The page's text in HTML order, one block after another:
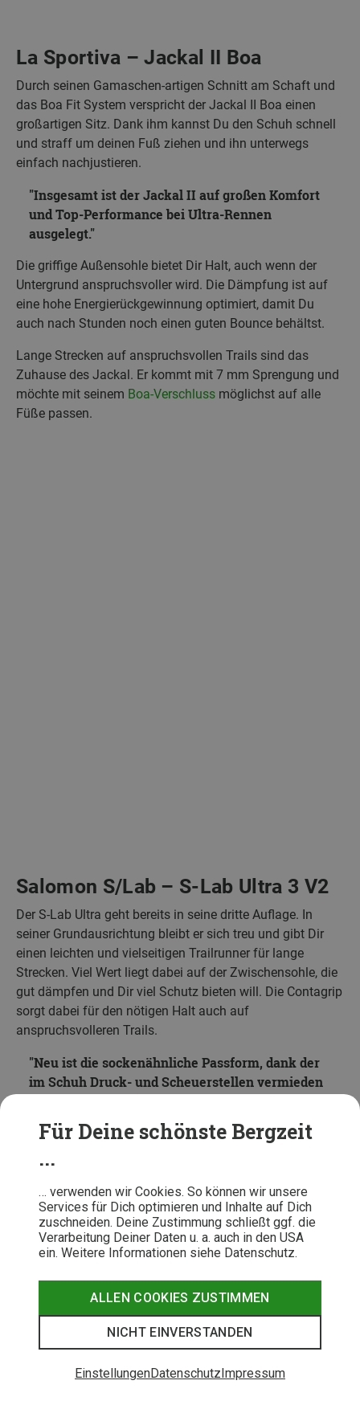
Für Deine schönste Bergzeit
...
… verwenden wir Cookies. So können wir unsere
Services für Dich optimieren und Inhalte auf Dich
zuschneiden. Deine Zustimmung schließt ggf. die
Verarbeitung Deiner Daten u. a. auch in den USA
ein. Weitere Informationen siehe Datenschutz.
ALLEN COOKIES ZUSTIMMEN
NICHT EINVERSTANDEN
EinstellungenDatenschutzImpressum
La Sportiva – Jackal II Boa
Durch seinen Gamaschen-artigen Schnitt am Schaft und
das Boa Fit System verspricht der Jackal II Boa einen
großartigen Sitz. Dank ihm kannst Du den Schuh schnell
und straff um deinen Fuß ziehen und ihn unterwegs
einfach nachjustieren.
Insgesamt ist der Jackal II auf großen Komfort
und Top-Performance bei Ultra-Rennen
ausgelegt.
Die griffige Außensohle bietet Dir Halt, auch wenn der
Untergrund anspruchsvoller wird. Die Dämpfung ist auf
eine hohe Energierückgewinnung optimiert, damit Du
auch nach Stunden noch einen guten Bounce behältst.
Lange Strecken auf anspruchsvollen Trails sind das
Zuhause des Jackal. Er kommt mit 7 mm Sprengung und
möchte mit seinem Boa-Verschluss möglichst auf alle
Füße passen.
Salomon S/Lab – S-Lab Ultra 3 V2
Der S-Lab Ultra geht bereits in seine dritte Auflage. In
seiner Grundausrichtung bleibt er sich treu und gibt Dir
einen leichten und vielseitigen Trailrunner für lange
Strecken. Viel Wert liegt dabei auf der Zwischensohle, die
gut dämpfen und Dir viel Schutz bieten will. Die Contagrip
sorgt dabei für den nötigen Halt auch auf
anspruchsvolleren Trails.
Neu ist die sockenähnliche Passform, dank der
im Schuh Druck- und Scheuerstellen vermieden
Das leichtere, atmungsaktivere Außenmaterial sorgt für
Ob lange Trainingsläufe oder Wettkämpfe, der S-Lab Ultra
3 ist dabei. Mit 8 mm hat er eine etwas größere
Sprengung und bietet dir mit seinem normalen Schnitt
genug Platz in der Zehenbox.